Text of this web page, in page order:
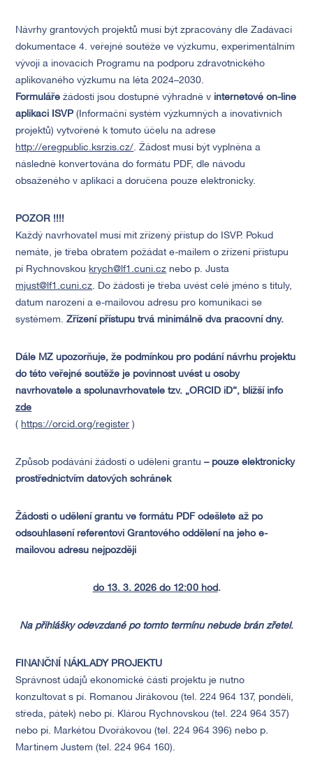
Návrhy grantových projektů musí být zpracovány dle Zadávací
dokumentace 4. veřejné soutěže ve výzkumu, experimentálním
vývoji a inovacích Programu na podporu zdravotnického
aplikovaného výzkumu na léta 2024–2030.
Formuláře žádosti jsou dostupné výhradně v internetové on-line
aplikaci ISVP(Informační systém výzkumných a inovativních
projektů) vytvořené k tomuto účelu na adrese
http://eregpublic.ksrzis.cz/. Žádost musí být vyplněna a
následně konvertována do formátu PDF, dle návodu
obsaženého v aplikaci a doručena pouze elektronicky.
POZOR !!!!
Každý navrhovatel musí mít zřízený přístup do ISVP. Pokud
nemáte, je třeba obratem požádat e-mailem o zřízení přístupu
pí Rychnovskou krych@lf1.cuni.cz nebo p. Justa
mjust@lf1.cuni.cz. Do žádosti je třeba uvést celé jméno s tituly,
datum narození a e-mailovou adresu pro komunikaci se
systémem.Zřízení přístupu trvá minimálně dva pracovní dny.
Dále MZ upozorňuje, že podmínkou pro podání návrhu projektu
do této veřejné soutěže je povinnost uvést u osoby
navrhovatele a spolunavrhovatele tzv. „ORCID iD“, bližší info
zde
( https://orcid.org/register )
Způsob podávání žádostí o udělení grantu – pouze elektronicky
prostřednictvím datových schránek
Žádosti o udělení grantu ve formátu PDF odešlete až po
odsouhlasení referentovi Grantového oddělení na jeho e-
mailovou adresu nejpozději
do 13. 3. 2026 do 12:00 hod.
Na přihlášky odevzdané po tomto termínu nebude brán zřetel.
FINANČNÍ NÁKLADY PROJEKTU
Správnost údajů ekonomické části projektu je nutno
konzultovat s pí. Romanou Jirákovou (tel. 224 964 137, pondělí,
středa, pátek) nebo pí. Klárou Rychnovskou (tel. 224 964 357)
nebo pí. Markétou Dvořákovou (tel. 224 964 396) nebo p.
Martinem Justem (tel. 224 964 160).